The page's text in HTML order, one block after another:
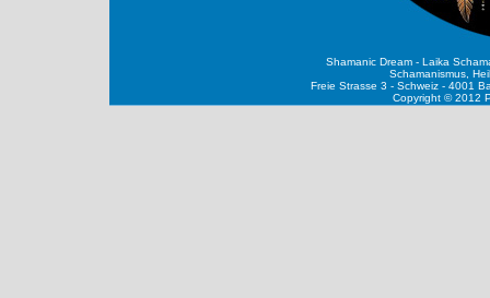
Shamanic Dream - Laika
Schamanismus,
Freie Strasse 3 - Schweiz - 4001
Copyright © 2012